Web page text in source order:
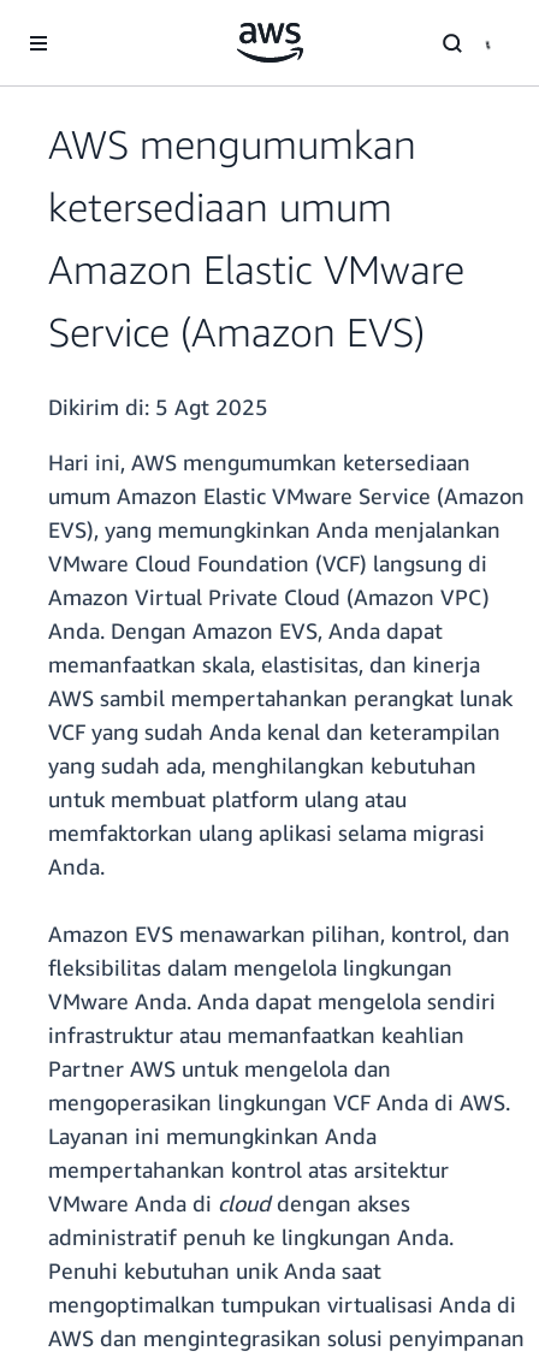
AWS mengumumkan
ketersediaan umum
Amazon Elastic VMware
Service (Amazon EVS)
Dikirim di: 5 Agt 2025
Hari ini, AWS mengumumkan ketersediaan
umum Amazon Elastic VMware Service (Amazon
EVS), yang memungkinkan Anda menjalankan
VMware Cloud Foundation (VCF) langsung di
Amazon Virtual Private Cloud (Amazon VPC)
Anda. Dengan Amazon EVS, Anda dapat
memanfaatkan skala, elastisitas, dan kinerja
AWS sambil mempertahankan perangkat lunak
VCF yang sudah Anda kenal dan keterampilan
yang sudah ada, menghilangkan kebutuhan
untuk membuat platform ulang atau
memfaktorkan ulang aplikasi selama migrasi
Anda.
Amazon EVS menawarkan pilihan, kontrol, dan
fleksibilitas dalam mengelola lingkungan
VMware Anda. Anda dapat mengelola sendiri
infrastruktur atau memanfaatkan keahlian
Partner AWS untuk mengelola dan
mengoperasikan lingkungan VCF Anda di AWS.
Layanan ini memungkinkan Anda
mempertahankan kontrol atas arsitektur
VMware Anda di clouddengan akses
administratif penuh ke lingkungan Anda.
Penuhi kebutuhan unik Anda saat
mengoptimalkan tumpukan virtualisasi Anda di
AWS dan mengintegrasikan solusi penyimpanan